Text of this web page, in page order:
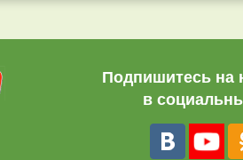
Подпишитесь на
в